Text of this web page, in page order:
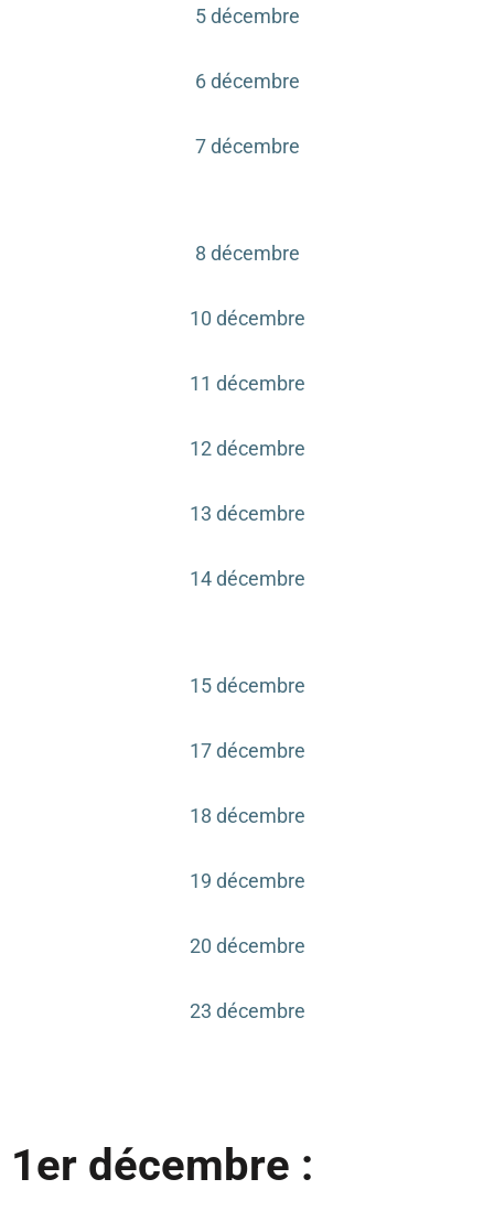
5 décembre
6 décembre
7 décembre
8 décembre
10 décembre
11 décembre
12 décembre
13 décembre
14 décembre
15 décembre
17 décembre
18 décembre
19 décembre
20 décembre
23 décembre
1er décembre :